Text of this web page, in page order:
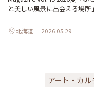
と美しい風景に出会える場所」
北海道 2026.05.29
アート・カル